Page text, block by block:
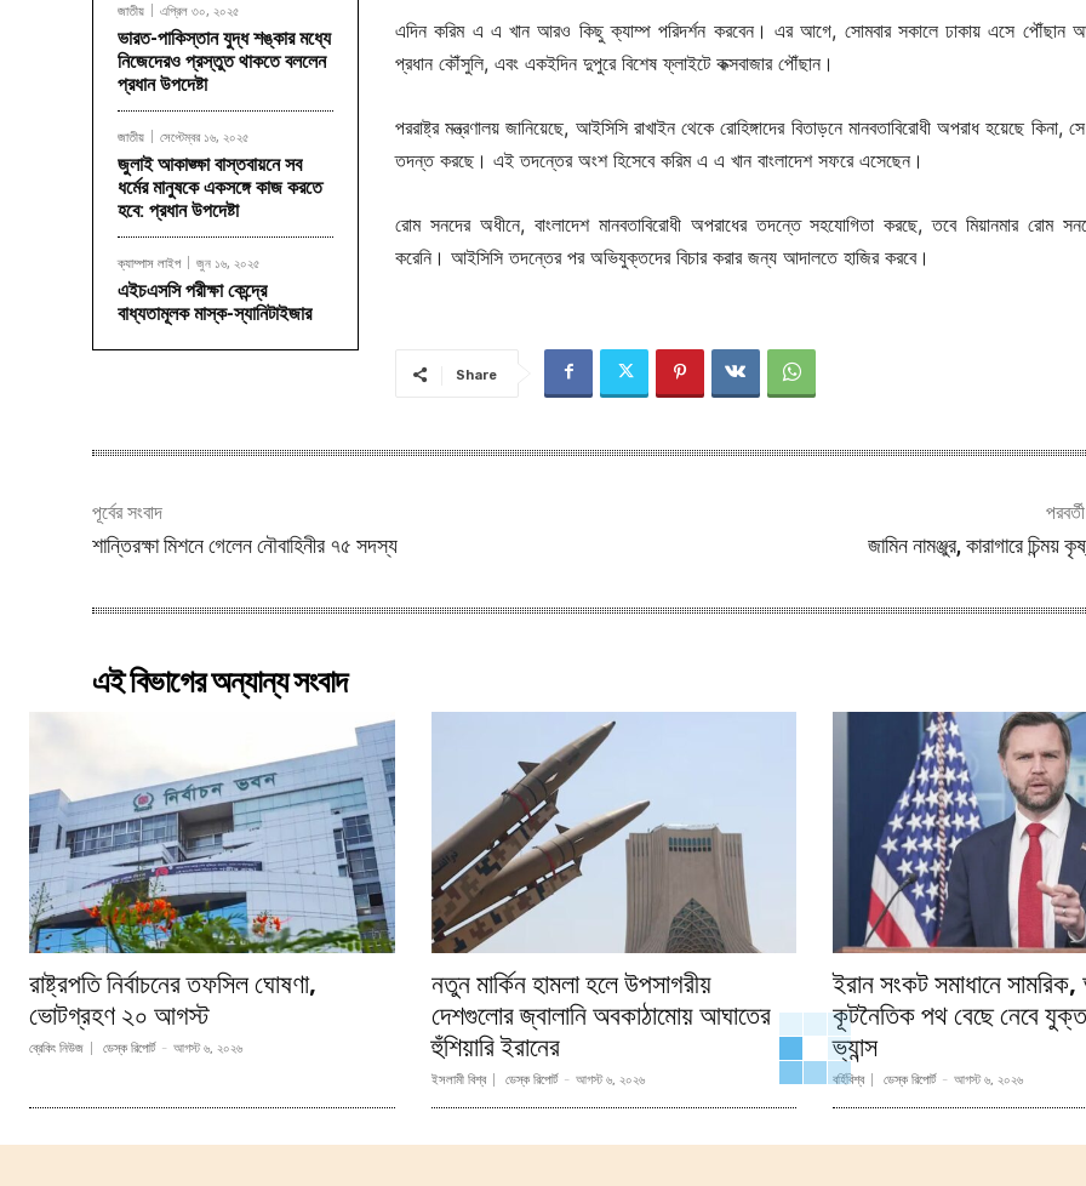
জাতীয় এপ্রিল ৩০, ২০২৫
ভারত-পাকিস্তান যুদ্ধ শঙ্কার মধ্যে
নিজেদেরও প্রস্তুত থাকতে বললেন
প্রধান উপদেষ্টা
জাতীয় সেপ্টেম্বর ১৬, ২০২৫
জুলাই আকাঙ্ক্ষা বাস্তবায়নে সব
ধর্মের মানুষকে একসঙ্গে কাজ করতে
হবে: প্রধান উপদেষ্টা
ক্যাম্পাস লাইপ জুন ১৬, ২০২৫
এইচএসসি পরীক্ষা কেন্দ্রে
বাধ্যতামূলক মাস্ক-স্যানিটাইজার
এদিন করিম এ এ খান আরও কিছু ক্যাম্প পরিদর্শন করবেন। এর আগে, সোমবার সকালে ঢাকায় এসে পৌঁছান
প্রধান কৌঁসুলি, এবং একইদিন দুপুরে বিশেষ ফ্লাইটে কক্সবাজার পৌঁছান।
পররাষ্ট্র মন্ত্রণালয় জানিয়েছে, আইসিসি রাখাইন থেকে রোহিঙ্গাদের বিতাড়নে মানবতাবিরোধী অপরাধ হয়েছে কিনা,
তদন্ত করছে। এই তদন্তের অংশ হিসেবে করিম এ এ খান বাংলাদেশ সফরে এসেছেন।
রোম সনদের অধীনে, বাংলাদেশ মানবতাবিরোধী অপরাধের তদন্তে সহযোগিতা করছে, তবে মিয়ানমার রোম
করেনি। আইসিসি তদন্তের পর অভিযুক্তদের বিচার করার জন্য আদালতে হাজির করবে।
Share
পূর্বের সংবাদ
শান্তিরক্ষা মিশনে গেলেন নৌবাহিনীর ৭৫ সদস্য জামিন নামঞ্জুর, কারাগারে চিন্ময়
এই বিভাগের অন্যান্য সংবাদ
রাষ্ট্রপতি নির্বাচনের তফসিল ঘোষণা,
ভোটগ্রহণ ২০ আগস্ট
ব্রেকিং নিউজ ডেস্ক রিপোর্ট - আগস্ট ৬, ২০২৬
নতুন মার্কিন হামলা হলে উপসাগরীয়
দেশগুলোর জ্বালানি অবকাঠামোয় আঘাতের
হুঁশিয়ারি ইরানের
ইসলামী বিশ্ব ডেস্ক রিপোর্ট - আগস্ট ৬, ২০২৬
ইরান সংকট সমাধানে
কূটনৈতিক পথ বেছে নেবে
ভ্যান্স
বর্হিবিশ্ব ডেস্ক রিপোর্ট - আগস্ট ৬, ২০২৬